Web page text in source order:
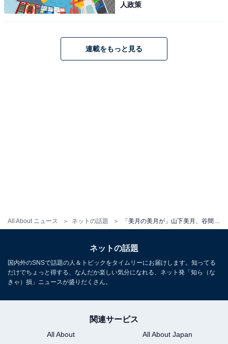
All About ニュース ネットの話題
人政策
連載をもっと見る
ネットの話題
国内外のSNSで話題の人＆トピックをタイムリーにお届けします。知ってる
だけでちょっと得する、なんだか楽しい気分になれる、ネット発「知ら（な
きゃ）損」ニュースが盛りだくさん。
関連サービス
All About
All About Japan